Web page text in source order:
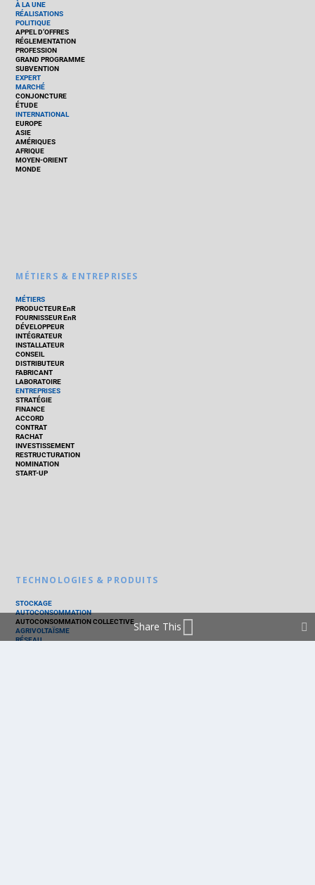
À LA UNE
RÉALISATIONS
POLITIQUE
APPEL D’OFFRES
RÉGLEMENTATION
PROFESSION
GRAND PROGRAMME
SUBVENTION
EXPERT
MARCHÉ
CONJONCTURE
ÉTUDE
INTERNATIONAL
EUROPE
ASIE
AMÉRIQUES
AFRIQUE
MOYEN-ORIENT
MONDE
MÉTIERS & ENTREPRISES
MÉTIERS
PRODUCTEUR EnR
FOURNISSEUR EnR
DÉVELOPPEUR
INTÉGRATEUR
INSTALLATEUR
CONSEIL
DISTRIBUTEUR
FABRICANT
LABORATOIRE
ENTREPRISES
STRATÉGIE
FINANCE
ACCORD
CONTRAT
RACHAT
INVESTISSEMENT
RESTRUCTURATION
NOMINATION
START-UP
TECHNOLOGIES & PRODUITS
STOCKAGE
AUTOCONSOMMATION
AUTOCONSOMMATION COLLECTIVE
AGRIVOLTAÏSME
RÉSEAU
Share This